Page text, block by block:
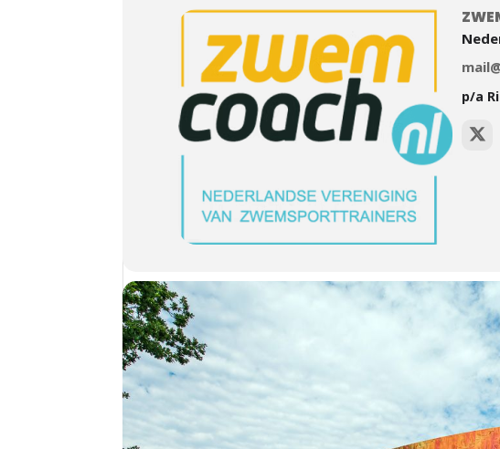
14:45 — 16:00 | Peter BishopHoofdcoach
(team)cultuur
16:00 — 16:30 | Afronding en ontvangst
Programmawijzigingen voorbehouden
p/a